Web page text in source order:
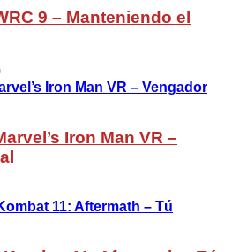
9 – Manteniendo el
Iron Man VR –